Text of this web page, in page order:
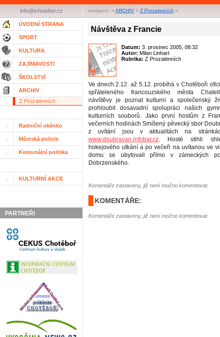
navigace: » ARCHIV » Z Prozatimních »
info@ichotebor.cz
ÚVODNÍ STRANA
SPORT
KULTURA
ZAJÍMAVOSTI
ŠKOLSTVÍ
ARCHIV
Z Prozatimních
Radniční okénko
Městská policie
Komunální politika
KULTURNÍ AKCE
PARTNEŘI
Návštěva z Francie
Datum: 3. prosinec 2005, 08:32
Autor: Milan Linhart
Rubrika: Z Prozatimních
Ve dnech 2.12. až 5.12. probíhá v Chotěboři
spřáteleného francouzského města
návštěvy je poznat kulturní a společenský
prohloubit dosavadní spolupráci našich
kulturních souborů. Jako první hostům z
večerních hodinách Smíšený pěvecký sbor
z uvítání jsou v aktualitách na
www.doubravan.infobar.cz. Hosté stihli
hokejového utkání a po večeři na uvítanou ve
domu se ubytovali přímo v zámeckých
Dobrzenského.
Komentáře zastaveny, již není možno komentovat.
KOMENTÁŘE:
Komentáře zastaveny, již není možno komentovat.